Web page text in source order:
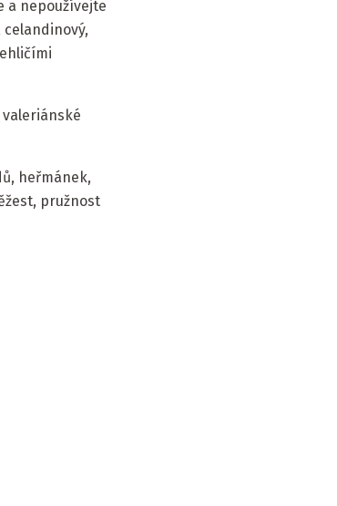
a nepoužívejte
heřmánek,
pružnost